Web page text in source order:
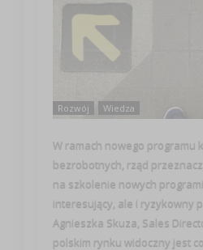
Rozwój Wiedza
W ramach nowego programu
bezrobotnych, rząd
na szkolenie nowych
interesujący, ale i ryzykowny
Agnieszka Skuza, Sales
polskim rynku widoczny jest